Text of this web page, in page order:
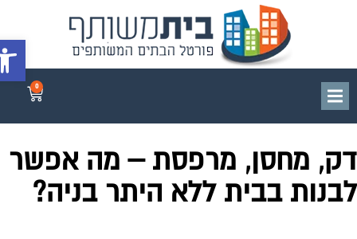
פתח
מחסן, מרפסת – מה אפשר
בבית ללא היתר בניה?